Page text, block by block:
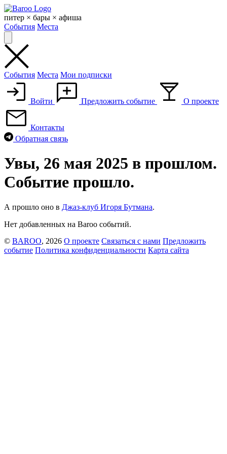
Skip
to
content
питер × бары × афиша
События Места
События Места Мои подписки
Войти Предложить событие О проекте
Контакты
Обратная связь
Увы, 26 мая 2025 в прошлом.
Событие прошло.
А прошло оно в Джаз-клуб Игоря Бутмана.
Нет добавленных на Baroo событий.
© BAROO, 2026 О проекте Связаться с нами Предложить
событие Политика конфиденциальности Карта сайта